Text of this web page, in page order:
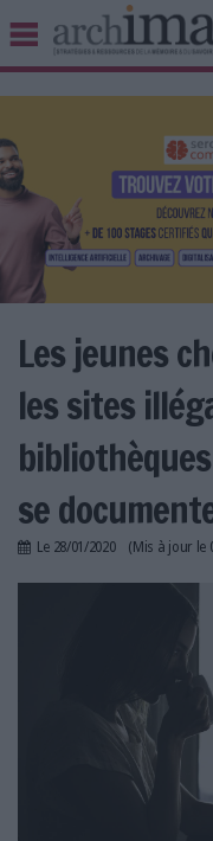
BIBLIOTHÈQUE ÉDITION
UNIVERS DATA
TRAVAIL COLLABORATIF
VIE NUMÉRIQUE
NUMÉRIQUE RESPONSABLE
LES DOSSIERS
LES NEWSLETTERS
LE MAGAZINE
LES GUIDES PRATIQUES
LES LIVRES BLANCS
LES SUPPLÉMENTS
NOS OFFRES
Les jeunes
les sites
se
Le 28/01/2020 (Mis à jour le